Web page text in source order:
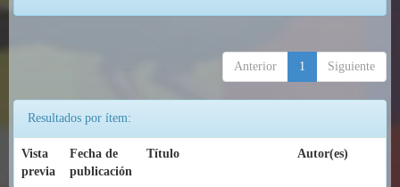
Anterior 1 Siguiente
Resultados por ítem:
Vista
previa
Fecha de
publicación
Título Autor(es)